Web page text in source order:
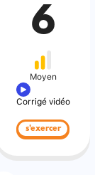
6
Moyen
Corrigé vidéo
s'exercer